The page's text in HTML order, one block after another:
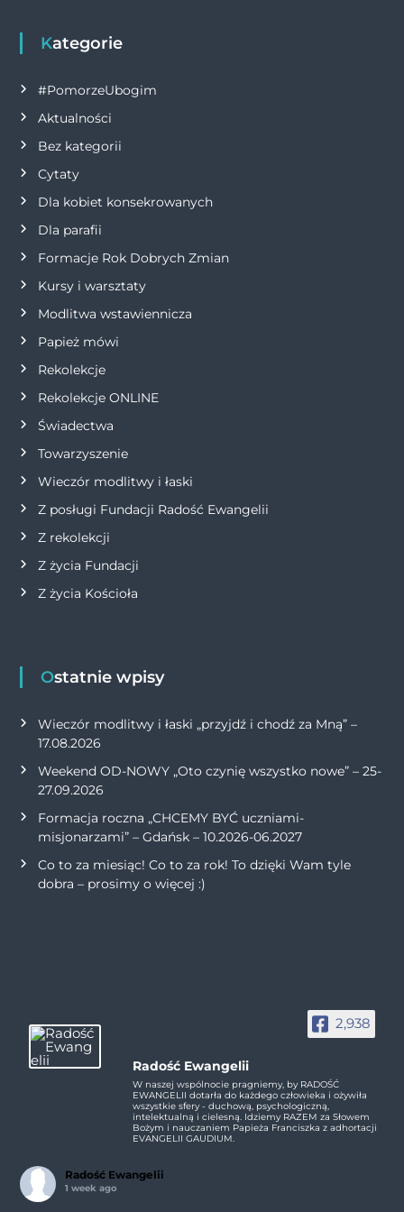
a
c
j
a
w
p
i
s
u
Kategorie
#PomorzeUbogim
Aktualności
Bez kategorii
Cytaty
Dla kobiet konsekrowanych
Dla parafii
Formacje Rok Dobrych Zmian
Kursy i warsztaty
Modlitwa wstawiennicza
Papież mówi
Rekolekcje
Rekolekcje ONLINE
Świadectwa
Towarzyszenie
Wieczór modlitwy i łaski
Z posługi Fundacji Radość Ewangelii
Z rekolekcji
Z życia Fundacji
Z życia Kościoła
Ostatnie wpisy
Wieczór modlitwy i łaski „przyjdź i chodź za Mną” –
17.08.2026
Weekend OD-NOWY „Oto czynię wszystko nowe” – 25-
27.09.2026
Formacja roczna „CHCEMY BYĆ uczniami-
misjonarzami” – Gdańsk – 10.2026-06.2027
Co to za miesiąc! Co to za rok! To dzięki Wam tyle
dobra – prosimy o więcej :)
2,938
Radość Ewangelii
W naszej wspólnocie pragniemy, by RADOŚĆ
EWANGELII dotarła do każdego człowieka i ożywiła
wszystkie sfery - duchową, psychologiczną,
intelektualną i cielesną. Idziemy RAZEM za Słowem
Bożym i nauczaniem Papieża Franciszka z adhortacji
EVANGELII GAUDIUM.
Radość Ewangelii
1 week ago